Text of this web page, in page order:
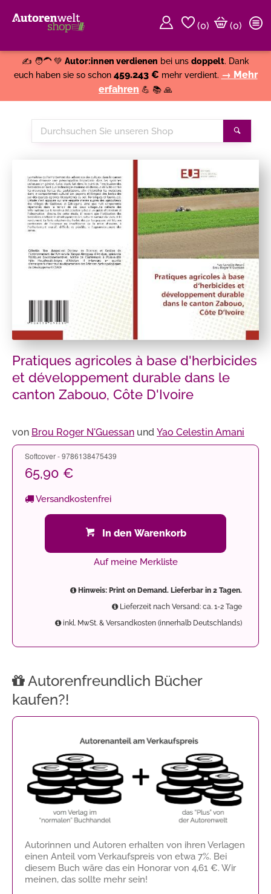
(0)
(0)
✍️ 🧑‍🦱 💚 Autor:innen verdienen bei uns doppelt. Dank
euch haben sie so schon 459.243 € mehr verdient. → Mehr
erfahren 💪 📚 🙏
Durchsuchen
Sie
Pratiques agricoles à base d'herbicides
et développement durable dans le
canton Zabouo, Côte D'Ivoire
von Brou Roger N'Guessan und Yao Celestin Amani
Softcover - 9786138475439
65,90 €
Versandkostenfrei
In den Warenkorb
Auf meine Merkliste
Hinweis: Print on Demand. Lieferbar in 2 Tagen.
Lieferzeit nach Versand: ca. 1-2 Tage
inkl. MwSt. & Versandkosten (innerhalb Deutschlands)
Autorenfreundlich Bücher
kaufen?!
Autorinnen und Autoren erhalten von ihren Verlagen
einen Anteil vom Verkaufspreis von etwa 7%. Bei
diesem Buch wäre das ein Honorar von 4,61 €. Wir
meinen, das sollte mehr sein!